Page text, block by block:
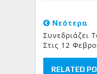
Νεότερα
Συνεδριάζει
Στις 12
RELATED